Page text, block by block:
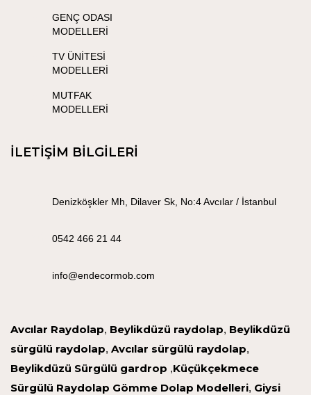
GENÇ ODASI
MODELLERİ
TV ÜNİTESİ
MODELLERİ
MUTFAK
MODELLERİ
İLETİŞİM BİLGİLERİ
Denizköşkler Mh, Dilaver Sk, No:4 Avcılar / İstanbul
0542 466 21 44
info@endecormob.com
Avcılar Raydolap, Beylikdüzü raydolap, Beylikdüzü
sürgülü raydolap, Avcılar sürgülü raydolap,
Beylikdüzü Sürgülü gardrop ,Küçükçekmece
Sürgülü Raydolap Gömme Dolap Modelleri, Giysi